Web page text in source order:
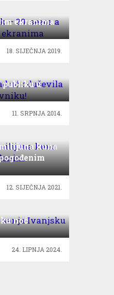
ekranima
18. SIJEČNJA 2019.
publiku u
11. SRPNJA 2014.
kuna
12. SIJEČNJA 2021.
noć
24. LIPNJA 2024.